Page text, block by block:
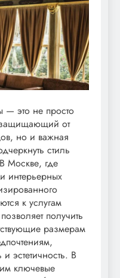
это не просто
от
но и важная
стиль
Москве, где
интерьерных
к услугам
получить
размерам
эстетичность. В
ключевые